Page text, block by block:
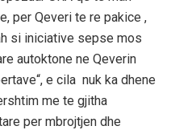
per Qeveri te re pakice ,
si iniciative sepse mos
autoktone ne Qeverin
e cila nuk ka dhene
me te gjitha
per mbrojtjen dhe